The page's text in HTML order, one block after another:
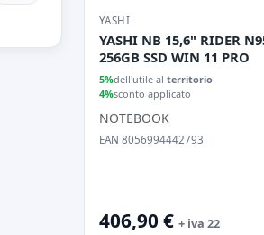
YASHI
YASHI NB 15,6" RIDER
256GB SSD WIN 11 PRO
5%dell'utile al territorio
4%sconto applicato
NOTEBOOK
EAN 8056994442793
406,90 € + iva 22